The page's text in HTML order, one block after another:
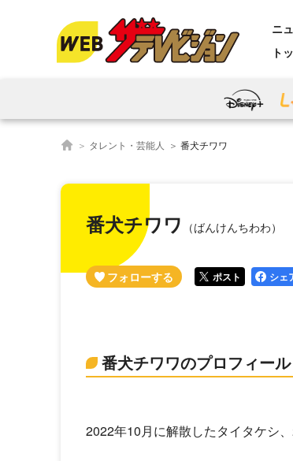
ニ
ト
タレント・芸能人 番犬チワワ
番犬チワワ （ばんけんちわわ）
ポスト シェ
番犬チワワのプロフィール
2022年10月に解散したタイタケシ